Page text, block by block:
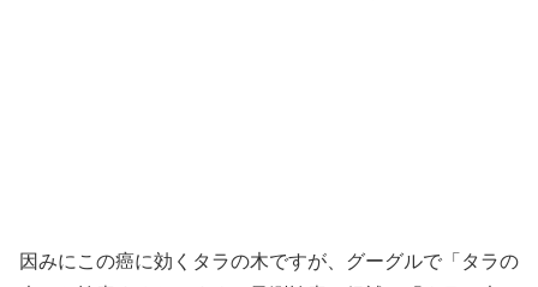
因みにこの癌に効くタラの木ですが、グーグルで「タラの